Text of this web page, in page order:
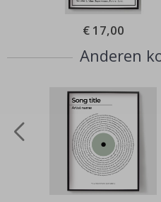
Special
Price
€ 17,00
Anderen